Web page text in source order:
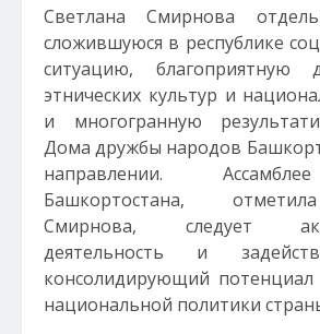
Светлана Смирнова
сложившуюся в республике
ситуацию, благоприятную
этнических культур и
и многогранную
Дома дружбы народов
направлении.
Башкортостана,
Смирнова, следует
деятельность и
консолидирующий
национальной политики